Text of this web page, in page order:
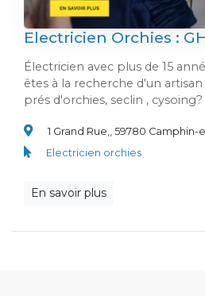
Electricien Orchies :
Électricien avec plus de 15
êtes à la recherche d'un
prés d'orchies, seclin , cysoing?
1 Grand Rue,, 59780 Camphin-
Electricien orchies
En savoir plus